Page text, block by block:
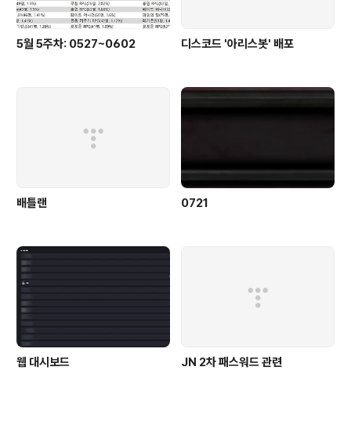
5월 5주차: 0527~0602 디스코드 '아리스봇' 배포
배틀랜 0721
웹 대시보드 JN 2차 패스워드 관련